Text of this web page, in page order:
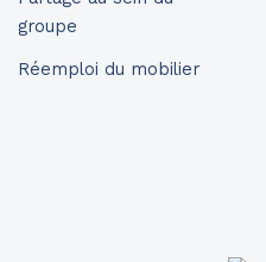
groupe
Réemploi du mobilier